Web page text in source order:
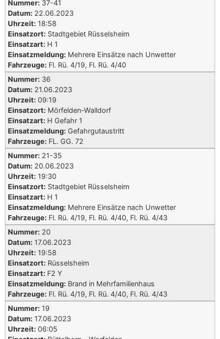
Nummer: 37-41
Datum: 22.06.2023
Uhrzeit: 18:58
Einsatzort: Stadtgebiet Rüsselsheim
Einsatzart: H 1
Einsatzmeldung: Mehrere Einsätze nach Unwetter
Fahrzeuge: Fl. Rü. 4/19, Fl. Rü. 4/40
Nummer: 36
Datum: 21.06.2023
Uhrzeit: 09:19
Einsatzort: Mörfelden-Walldorf
Einsatzart: H Gefahr 1
Einsatzmeldung: Gefahrgutaustritt
Fahrzeuge: FL. GG. 72
Nummer: 21-35
Datum: 20.06.2023
Uhrzeit: 19:30
Einsatzort: Stadtgebiet Rüsselsheim
Einsatzart: H 1
Einsatzmeldung: Mehrere Einsätze nach Unwetter
Fahrzeuge: Fl. Rü. 4/19, Fl. Rü. 4/40, Fl. Rü. 4/43
Nummer: 20
Datum: 17.06.2023
Uhrzeit: 19:58
Einsatzort: Rüsselsheim
Einsatzart: F2 Y
Einsatzmeldung: Brand in Mehrfamilienhaus
Fahrzeuge: Fl. Rü. 4/19, Fl. Rü. 4/40, Fl. Rü. 4/43
Nummer: 19
Datum: 17.06.2023
Uhrzeit: 06:05